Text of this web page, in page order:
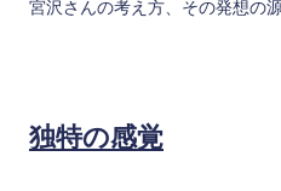
宮沢さんの考え方、その発想の
独特の感覚